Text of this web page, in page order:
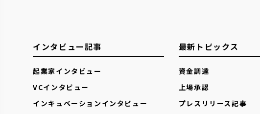
インタビュー記事
起業家インタビュー
VCインタビュー
インキュベーションインタビュー
最新トピックス
資金調達
上場承認
プレスリリース記事